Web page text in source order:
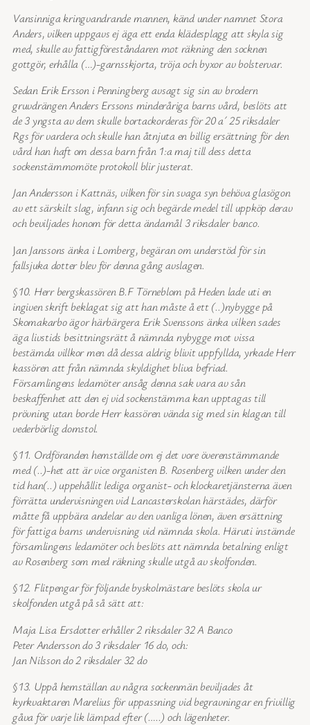
Vansinniga kringvandrande mannen, känd under namnet Stora
Anders, vilken uppgavs ej äga ett enda klädesplagg att skyla sig
med, skulle av fattigföreståndaren mot räkning den socknen
gottgör, erhålla (…)-garnsskjorta, tröja och byxor av bolstervar.
Sedan Erik Ersson i Penningberg avsagt sig sin av brodern
gruvdrängen Anders Erssons minderåriga barns vård, beslöts att
de 3 yngsta av dem skulle bortackorderas för 20 a´ 25 riksdaler
Rgs för vardera och skulle han åtnjuta en billig ersättning för den
vård han haft om dessa barn från 1:a maj till dess detta
sockenstämmomöte protokoll blir justerat.
Jan Andersson i Kattnäs, vilken för sin svaga syn behöva glasögon
av ett särskilt slag, infann sig och begärde medel till uppköp derav
och beviljades honom för detta ändamål 3 riksdaler banco.
Jan Janssons änka i Lomberg, begäran om understöd för sin
fallsjuka dotter blev för denna gång avslagen.
§10. Herr bergskassören B.F Törneblom på Heden lade uti en
ingiven skrift beklagat sig att han måste å ett (..)nybygge på
Skomakarbo ägor härbärgera Erik Svenssons änka vilken sades
äga livstids besittningsrätt å nämnda nybygge mot vissa
bestämda villkor men då dessa aldrig blivit uppfyllda, yrkade Herr
kassören att från nämnda skyldighet bliva befriad.
Församlingens ledamöter ansåg denna sak vara av sån
beskaffenhet att den ej vid sockenstämma kan upptagas till
prövning utan borde Herr kassören vända sig med sin klagan till
vederbörlig domstol.
§11. Ordföranden hemställde om ej det vore överenstämmande
med (..)-het att är vice organisten B. Rosenberg vilken under den
tid han(..) uppehållit lediga organist- och klockaretjänsterna även
förrätta undervisningen vid Lancasterskolan härstädes, därför
måtte få uppbära andelar av den vanliga lönen, även ersättning
för fattiga barns undervisning vid nämnda skola. Häruti instämde
församlingens ledamöter och beslöts att nämnda betalning enligt
av Rosenberg som med räkning skulle utgå av skolfonden.
§12. Flitpengar för följande byskolmästare beslöts skola ur
skolfonden utgå på så sätt att:
Maja Lisa Ersdotter erhåller 2 riksdaler 32 A Banco
Peter Andersson do 3 riksdaler 16 do, och:
Jan Nilsson do 2 riksdaler 32 do
§13. Uppå hemställan av några sockenmän beviljades åt
kyrkvaktaren Marelius för uppassning vid begravningar en frivillig
gåva för varje lik lämpad efter (…..) och lägenheter.